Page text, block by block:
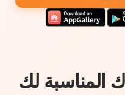
المناسبة لك